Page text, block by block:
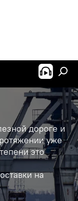
дороге и
уже
это
на